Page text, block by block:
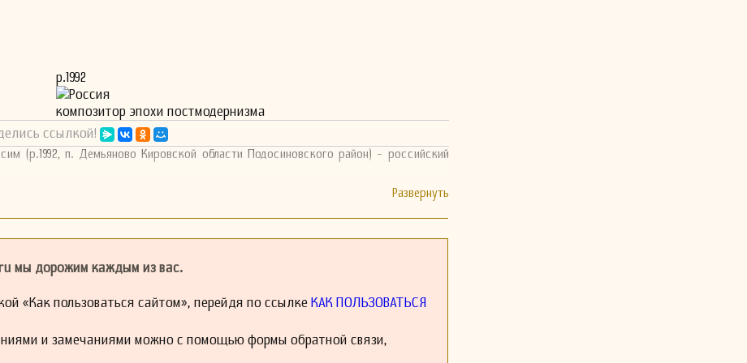
р.1992
Россия
композитор эпохи постмодернизма
ссылкой!
(р.1992, п. Демьяново Кировской области Подосиновского район) - российский
мы дорожим каждым из вас.
«Как пользоваться сайтом», перейдя по ссылке КАК ПОЛЬЗОВАТЬСЯ
и замечаниями можно с помощью формы обратной связи,